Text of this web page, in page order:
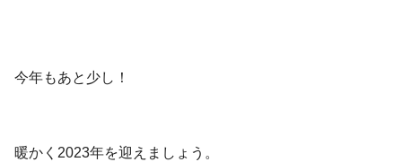
今年もあと少し！
暖かく2023年を迎えましょう。